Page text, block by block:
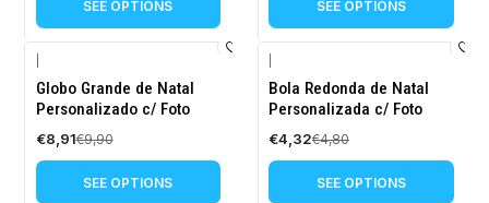
SEE OPTIONS SEE OPTIONS
-10%
OFF
Globo Grande de Natal
Personalizado c/ Foto
€8,91€9,90
SEE OPTIONS
-10%
OFF
Bola Redonda de Natal
Personalizada c/ Foto
€4,32€4,80
SEE OPTIONS